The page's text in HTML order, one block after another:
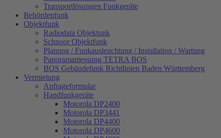
Transportlösungen Funkgeräte
Behördenfunk
Objektfunk
Radiodata Objektunk
Schnoor Objektfunk
Planung / Funkausleuchtung / Installation / Wartung
Panoramamessung TETRA BOS
BOS Gebäudefunk Richtlinien Baden Württemberg
Vermietung
Anfrageformular
Handfunkgeräte
Motorola DP2400
Motorola DP3441
Motorola DP4400
Motorola DP4600